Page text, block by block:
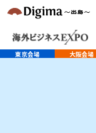
東京会場 大阪会場